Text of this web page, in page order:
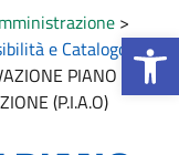
Apri la
>
e Catalogo di
PIANO
(P.I.A.O)